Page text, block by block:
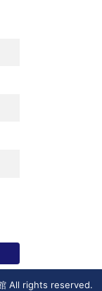
All rights reserved.